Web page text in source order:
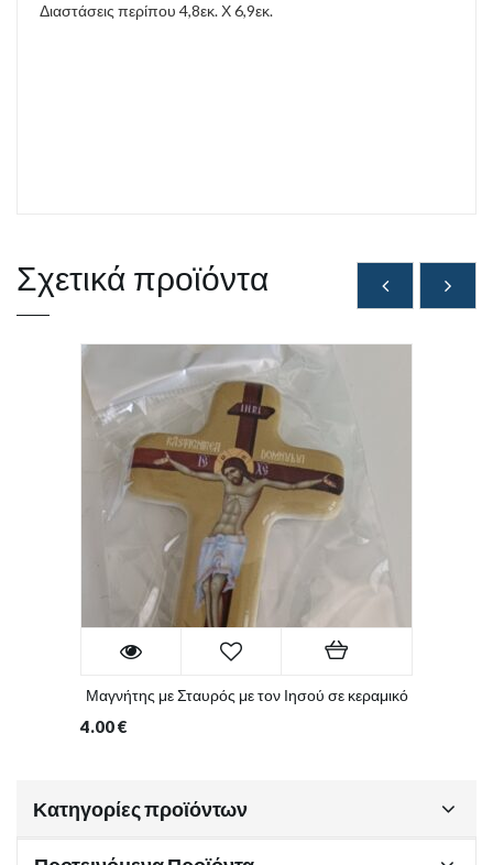
Διαστάσεις περίπου 4,8εκ. Χ 6,9εκ.
Σχετικά προϊόντα
Μαγνήτης με Σταυρός με τον Ιησού σε κεραμικό
4.00€
Κατηγορίες προϊόντων